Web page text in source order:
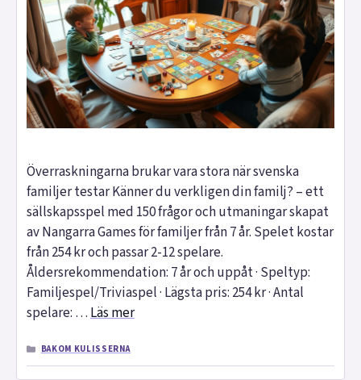
Överraskningarna brukar vara stora när svenska
familjer testar Känner du verkligen din familj? – ett
sällskapsspel med 150 frågor och utmaningar skapat
av Nangarra Games för familjer från 7 år. Spelet kostar
från 254 kr och passar 2-12 spelare.
Åldersrekommendation: 7 år och uppåt · Speltyp:
Familjespel/Triviaspel · Lägsta pris: 254 kr · Antal
spelare: …Läs mer
KATEGORIER
BAKOM KULISSERNA